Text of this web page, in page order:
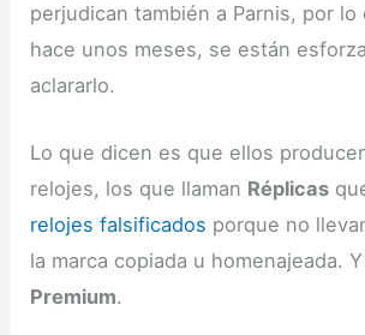
perjudican también a Parnis, por lo
hace unos meses, se están
aclararlo.
Lo que dicen es que ellos
relojes, los que llaman Réplicas
relojes falsificados porque no
la marca copiada u homenajeada.
Premium.